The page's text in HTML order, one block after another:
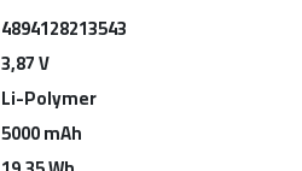
4894128213543
3,87 V
Li-Polymer
5000 mAh